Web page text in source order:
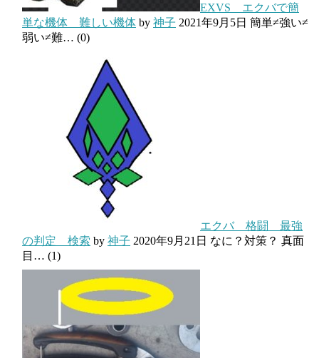
EXVS エクバで簡
単な機体 難しい機体 by 神子 2021年9月5日 簡単≠強い≠
弱い≠難… (0)
エクバ 格闘 最強
の判定 検索 by 神子 2020年9月21日 なに？対策？ 真面
目… (1)